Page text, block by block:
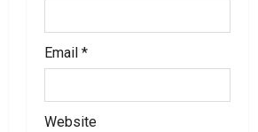
Email *
Website